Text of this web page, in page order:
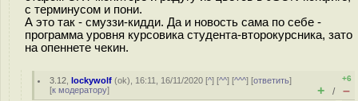
с терминусом и пони.
А это так - смуззи-кидди. Да и новость сама по себе -
программа уровня курсовика студента-второкурсника, зато
на опеннете чекин.
3.12 ,lockywolf (ok), 16:11, 16/11/2020 [^] [^^] [^^^] [ответить]
[к модератору]
+6
+ / –